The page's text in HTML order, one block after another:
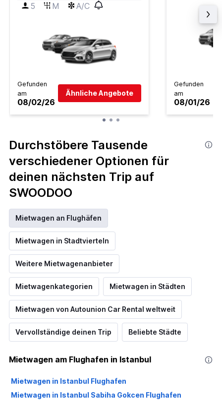
5 M A/C
Gefunden
am
08/02/26
Ähnliche Angebote
Gefunden
am
08/01/26
Durchstöbere Tausende
verschiedener Optionen für
deinen nächsten Trip auf
SWOODOO
Mietwagen an Flughäfen
Mietwagen in Stadtvierteln
Weitere Mietwagenanbieter
Mietwagenkategorien Mietwagen in Städten
Mietwagen von Autounion Car Rental weltweit
Vervollständige deinen Trip Beliebte Städte
Mietwagen am Flughafen in Istanbul
Mietwagen in Istanbul Flughafen
Mietwagen in Istanbul Sabiha Gokcen Flughafen